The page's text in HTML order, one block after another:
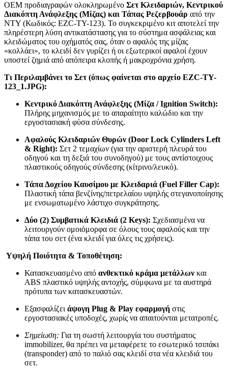
OEM προδιαγραφών ολοκληρωμένο Σετ Κλειδαριών, Κεντρικού
Διακόπτη Ανάφλεξης (Μίζας) και Τάπας Ρεζερβουάρ από την
NTY (Κωδικός: EZC-TY-123). Το συγκεκριμένο κιτ αποτελεί την
πληρέστερη λύση αντικατάστασης για το σύστημα ασφάλειας και
κλειδώματος του οχήματός σας, όταν ο αφαλός της μίζας
«κολλάει», το κλειδί δεν γυρίζει ή οι εξωτερικοί αφαλοί έχουν
υποστεί ζημιά από απόπειρα κλοπής ή μακροχρόνια χρήση.
Τι Περιλαμβάνει το Σετ (όπως φαίνεται στο αρχείο EZC-TY-
123_1.JPG):
Κεντρικό Διακόπτη Ανάφλεξης (Μίζα / Ignition Switch):
Πλήρης μηχανισμός με το απαραίτητο καλώδιο και την
εργοστασιακή φύσα σύνδεσης.
Αφαλούς Κλειδαριών Θυρών (Door Lock Cylinders Left
& Right): Σετ 2 τεμαχίων (για την αριστερή πλευρά του
οδηγού και τη δεξιά του συνοδηγού) με τους αντίστοιχους
πλαστικούς οδηγούς σύνδεσης (κίτρινο/λευκό).
Τάπα Δοχείου Καυσίμου με Κλειδαριά (Fuel Filler Cap):
Πλαστική τάπα βενζίνης/πετρελαίου υψηλής στεγανοποίησης
με ενσωματωμένο λάστιχο συγκράτησης.
Δύο (2) Συμβατικά Κλειδιά (2 Keys): Σχεδιασμένα να
λειτουργούν ομοιόμορφα σε όλους τους αφαλούς και την
τάπα του σετ (ένα κλειδί για όλες τις χρήσεις).
Υψηλή Ποιότητα & Τοποθέτηση:
Κατασκευασμένο από ανθεκτικό κράμα μετάλλων και
ABS πλαστικό υψηλής αντοχής, σύμφωνα με τα αυστηρά
πρότυπα των κατασκευαστών.
Εξασφαλίζει άψογη Plug & Play εφαρμογή στις
εργοστασιακές υποδοχές, χωρίς να απαιτούνται μετατροπές.
Σημείωση: Για τη σωστή λειτουργία του συστήματος
immobilizer, θα πρέπει να μεταφέρετε το εσωτερικό τσιπάκι
(transponder) από το παλιό σας κλειδί στα νέα κλειδιά του
σετ.